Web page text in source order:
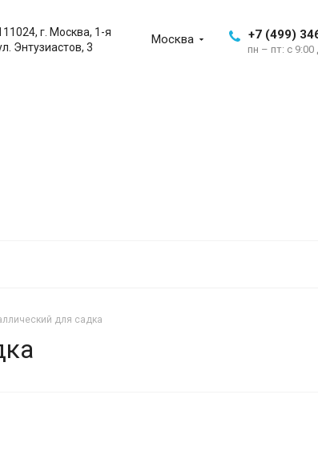
Москва +7 (499)
пн – пт: с 9:00
г. Москва, 1-я
Энтузиастов, 3
для садка